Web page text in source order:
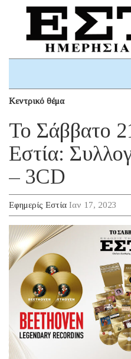
Κεντρικό θέμα
To Σάββατο
Εστία:
– 3CD
Εφημερίς Εστία Ιαν 17, 2023